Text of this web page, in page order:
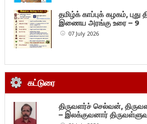
தமிழ்க் காப்புக் கழகம், புது
இணைய அரங்கு உரை – 9
07 July 2026
கட்டுரை
திருவளர்ச் செல்வன்,
– இலக்குவனார்